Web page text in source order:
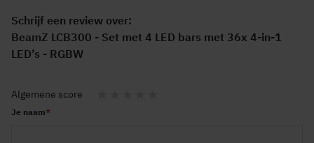
Schrijf een review over:
BeamZ LCB300 - Set met 4 LED bars met 36x 4-in-1
LED’s - RGBW
Algemene score
Je naam